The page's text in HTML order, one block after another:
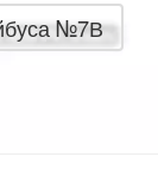
№7В